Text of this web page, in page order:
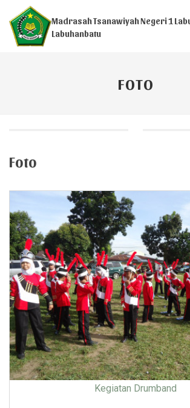
Madrasah Tsanawiyah Negeri 1
Labuhanbatu
FOTO
Foto
Kegiatan Drumband